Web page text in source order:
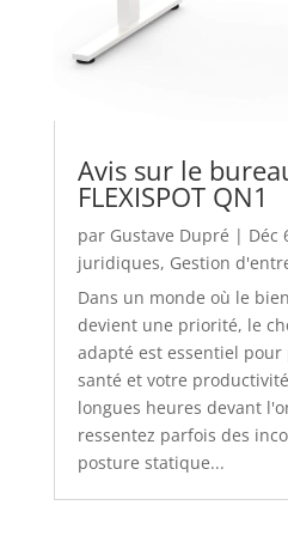
Avis sur le
FLEXISPOT QN1
par Gustave Dupré | Déc
juridiques, Gestion
Dans un monde où le
devient une priorité, le
adapté est essentiel pour
santé et votre
longues heures devant
ressentez parfois des
posture statique...